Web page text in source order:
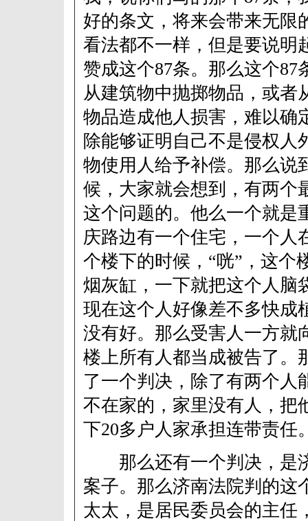
好的条文，将来会带来无限
看法都不一样，但是要说明
赞成这个87条。那么这个87
从建筑物中抛掷物品，或者
物品造成他人损害，难以确
除能够证明自己不是侵权人
物使用人给予补偿。那么说
候，大家就会想到，有两个
这个问题的。他么一个就是
庆路边有一个住宅，一个人
个楼下的时候，“咣”，这个
烟灰缸，一下就把这个人脑
现在这个人好像差不多快成
没有好。那么受害人一方就
楼上所有人都当成被告了。
了一个判决，除了有两个人
不在家的，家里没有人，把
下20多户人家承担连带责任
那么还有一个判决，是
案子。那么济南法院判的这
太太，是居民委员会的主任